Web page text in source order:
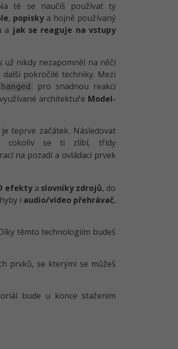
té se naučíš používat ty
, popiskya hojně používaný
a jak se reaguje na vstupy
už nikdy nezapomněl na něčí
pokročilé techniky. Mezi
pro snadnou reakci
architektuře Model-
teprve začátek. Následovat
cokoliv se ti zlíbí, třídy
na pozadí a ovládací prvek
efektya slovníky zdrojů, do
i audio/video přehrávač,
těmto technologiím budeš
prvků, se kterými se můžeš
bude u konce stažením